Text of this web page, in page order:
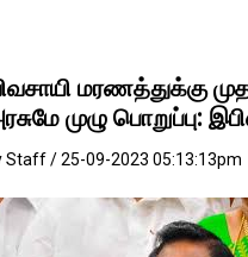
மரணத்துக்கு
முழு பொறுப்பு:
Staff / 25-09-2023 05:13:13pm